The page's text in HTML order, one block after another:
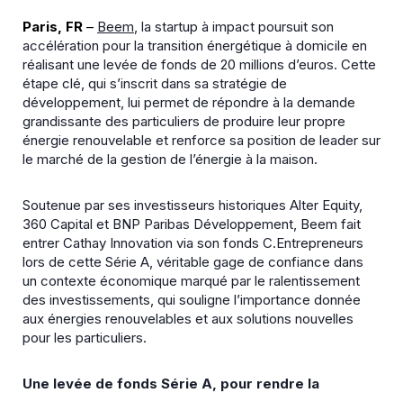
Paris, FR – Beem, la startup à impact poursuit son
accélération pour la transition énergétique à domicile en
réalisant une levée de fonds de 20 millions d’euros. Cette
étape clé, qui s’inscrit dans sa stratégie de
développement, lui permet de répondre à la demande
grandissante des particuliers de produire leur propre
énergie renouvelable et renforce sa position de leader sur
le marché de la gestion de l’énergie à la maison.
Soutenue par ses investisseurs historiques Alter Equity,
360 Capital et BNP Paribas Développement, Beem fait
entrer Cathay Innovation via son fonds C.Entrepreneurs
lors de cette Série A, véritable gage de confiance dans
un contexte économique marqué par le ralentissement
des investissements, qui souligne l’importance donnée
aux énergies renouvelables et aux solutions nouvelles
pour les particuliers.
Une levée de fonds Série A, pour rendre la